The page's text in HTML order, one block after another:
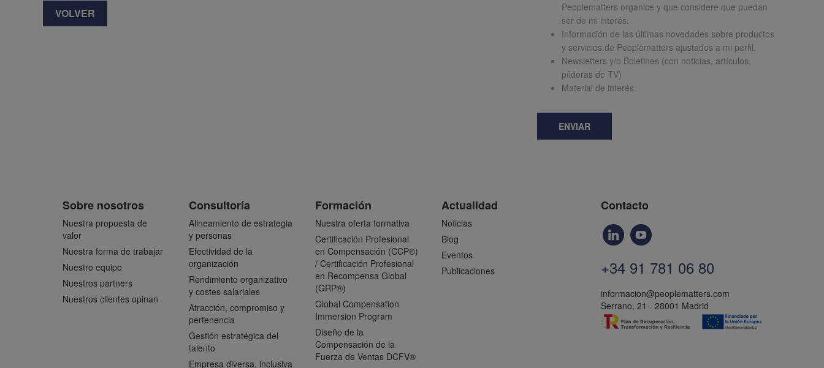
VOLVER
Peoplematters organice y que considere que puedan
ser de mi interés.
Información de las últimas novedades sobre productos
y servicios de Peoplematters ajustados a mi perfil.
Newsletters y/o Boletines (con noticias, artículos,
píldoras de TV)
Material de interés.
ENVIAR
Sobre nosotros
Nuestra propuesta de
valor
Nuestra forma de trabajar
Nuestro equipo
Nuestros partners
Nuestros clientes opinan
Consultoría
Alineamiento de estrategia
y personas
Efectividad de la
organización
Rendimiento organizativo
y costes salariales
Atracción, compromiso y
pertenencia
Gestión estratégica del
talento
Empresa diversa, inclusiva
Formación
Nuestra oferta formativa
Certificación Profesional
en Compensación (CCP®)
/ Certificación Profesional
en Recompensa Global
(GRP®)
Global Compensation
Immersion Program
Diseño de la
Compensación de la
Fuerza de Ventas DCFV®
Actualidad
Noticias
Blog
Eventos
Publicaciones
Contacto
+34 91 781 06 80
informacion@peoplematters.com
Serrano, 21 - 28001 Madrid